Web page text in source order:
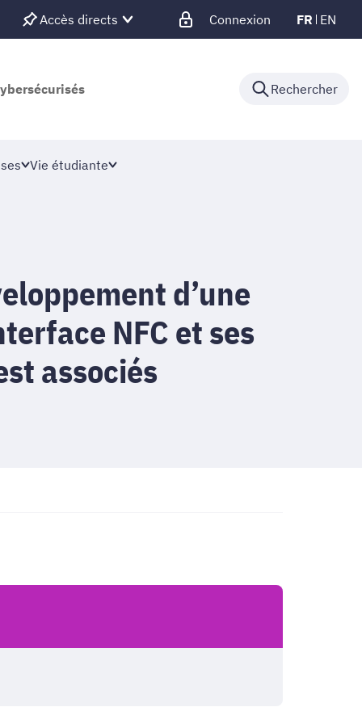
Accès directs Connexion FR EN
Rechercher
Vie étudiante
d’une
NFC et ses
associés